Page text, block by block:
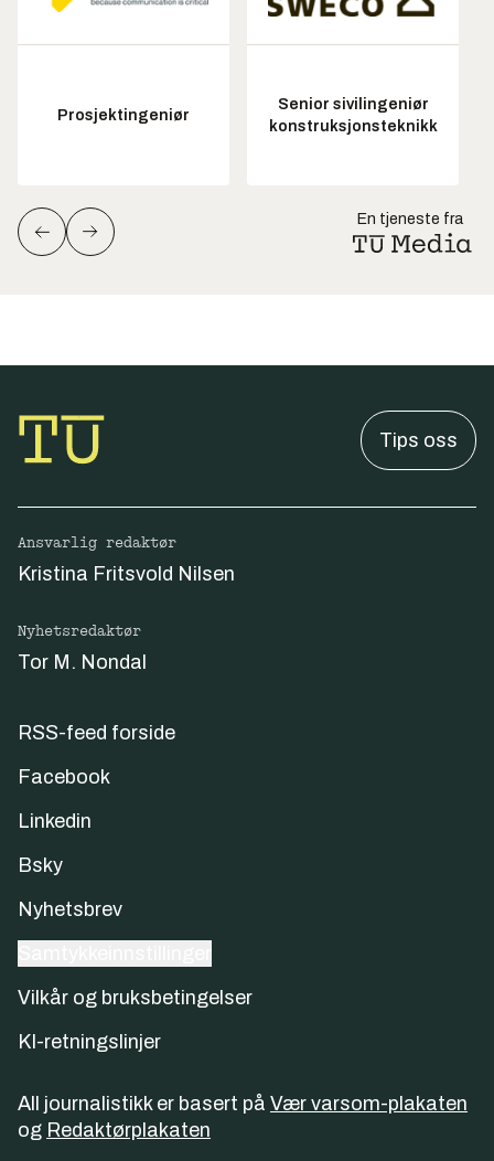
Prosjektingeniør
Senior sivilingeniør
konstruksjonsteknikk
En tjeneste fra
Tips oss
Ansvarlig redaktør
Kristina Fritsvold Nilsen
Nyhetsredaktør
Tor M. Nondal
RSS-feed forside
Facebook
Linkedin
Bsky
Nyhetsbrev
Vilkår og bruksbetingelser
KI-retningslinjer
All journalistikk er basert på Vær varsom-plakaten
og Redaktørplakaten